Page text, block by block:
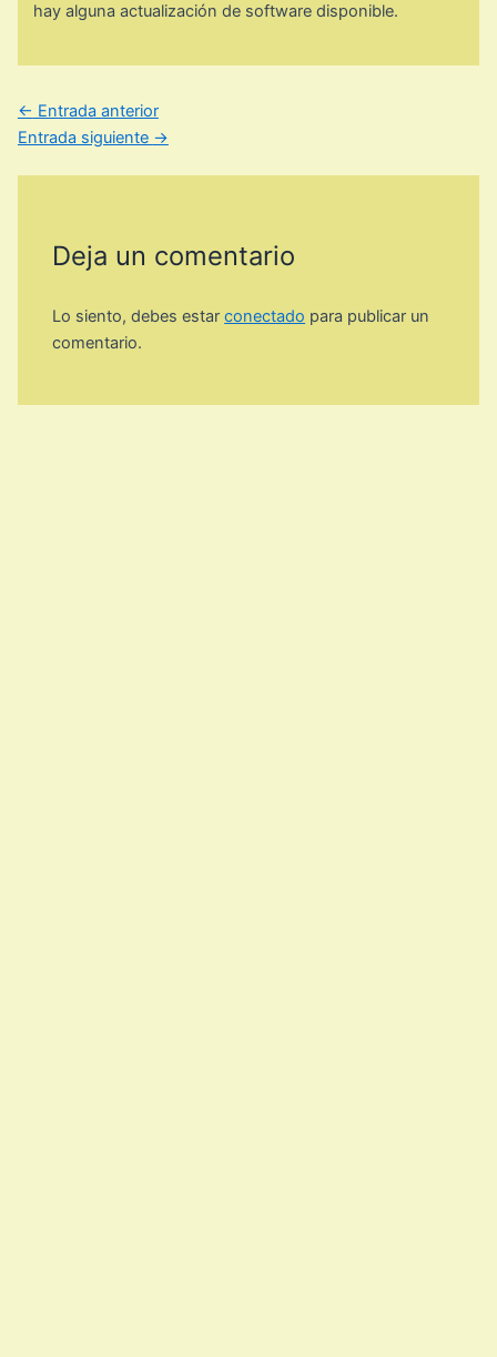
hay alguna actualización de software disponible.
← Entrada anterior
Entrada siguiente →
Deja un comentario
Lo siento, debes estarconectado para publicar un
comentario.